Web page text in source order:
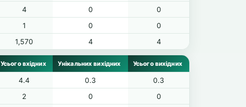
4 0
0
1 0
0
1,570 4 4
Усього вхідних Унікальних вихідних Усього вихідних
4.4 0.3
0.3
2 0
0